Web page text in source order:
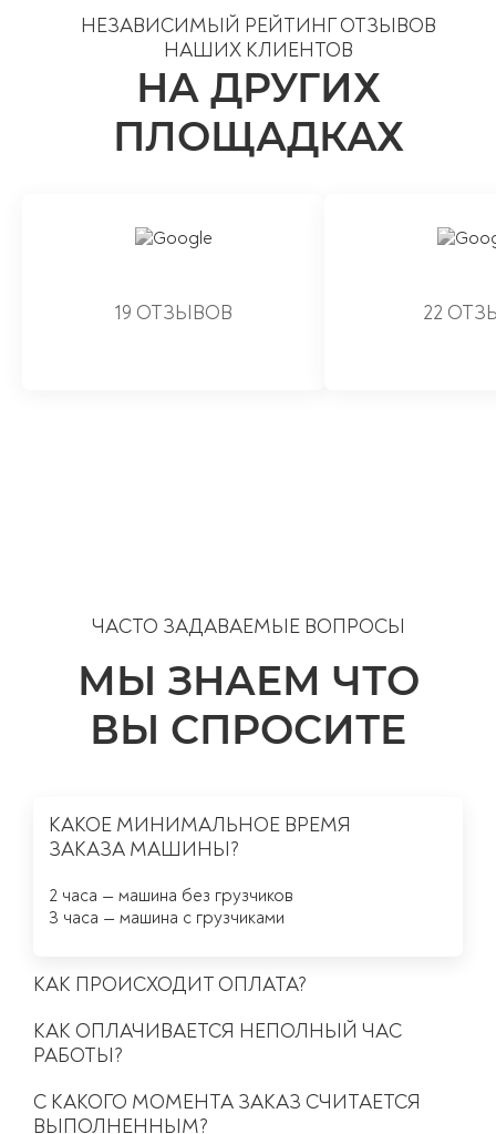
НЕЗАВИСИМЫЙ РЕЙТИНГ ОТЗЫВОВ
НАШИХ КЛИЕНТОВ
НА ДРУГИХ
ПЛОЩАДКАХ
19 ОТЗЫВОВ 22
ЧАСТО ЗАДАВАЕМЫЕ ВОПРОСЫ
МЫ ЗНАЕМ ЧТО
ВЫ СПРОСИТЕ
КАКОЕ МИНИМАЛЬНОЕ ВРЕМЯ
ЗАКАЗА МАШИНЫ?
2 часа — машина без грузчиков
3 часа — машина с грузчиками
КАК ПРОИСХОДИТ ОПЛАТА?
только после получения. Это наша уникальная
особенность. Мы доверяем нашим клиентам.
то уточните у менеджера по возможной пост-оплате
и отсрочке платежа. Все вопросы мы всегда решаем
КАК ОПЛАЧИВАЕТСЯ НЕПОЛНЫЙ ЧАС
РАБОТЫ?
каждом часе дается 10 минут бесплатного времени, с
11-ой минуты оплата берется за полный час работы.
С КАКОГО МОМЕНТА ЗАКАЗ СЧИТАЕТСЯ
ВЫПОЛНЕННЫМ?